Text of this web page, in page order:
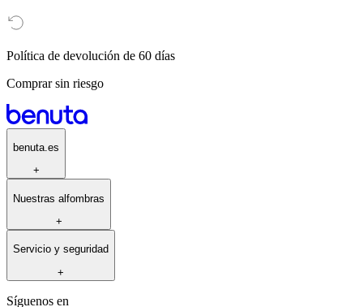
Política de devolución de 60 días
Comprar sin riesgo
benuta.es
+
Nuestras alfombras
+
Servicio y seguridad
+
Síguenos en